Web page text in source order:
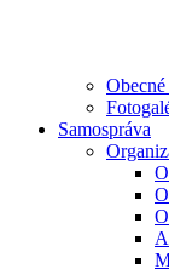
Samospráva